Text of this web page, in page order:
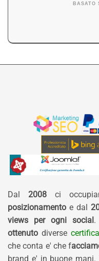
BASATO
Dal 2008 ci
posizionamento e dal
views per ogni social.
ottenuto diverse
che conta e' che f
brand e' in buone mani.